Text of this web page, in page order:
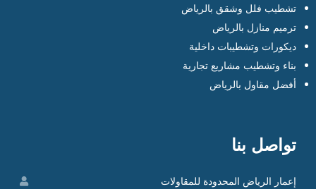
تشطيب فلل وشقق بالرياض
ترميم منازل بالرياض
ديكورات وتشطيبات داخلية
بناء وتشطيب مشاريع تجارية
أفضل مقاول بالرياض
تواصل بنا
إعمار الرياض المحدودة للمقاولات